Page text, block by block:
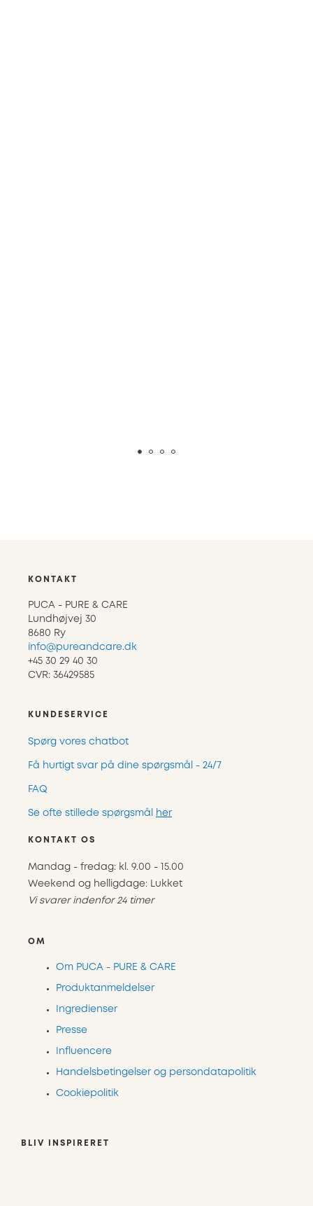
KONTAKT
PUCA - PURE & CARE
Lundhøjvej 30
8680 Ry
info@pureandcare.dk
+45 30 29 40 30
CVR: 36429585
KUNDESERVICE
Spørg vores chatbot
Få hurtigt svar på dine spørgsmål - 24/7
FAQ
Se ofte stillede spørgsmål her
KONTAKT OS
Mandag - fredag: kl. 9.00 - 15.00
Weekend og helligdage: Lukket
Vi svarer indenfor 24 timer
OM
Om PUCA - PURE & CARE
Produktanmeldelser
Ingredienser
Presse
Influencere
Handelsbetingelser og persondatapolitik
Cookiepolitik
BLIV INSPIRERET